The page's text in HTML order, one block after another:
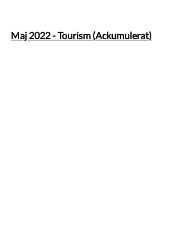
Maj 2022 - Tourism (Ackumulerat)